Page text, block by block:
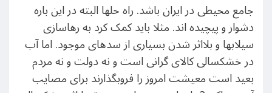
جامع محیطی در ایران باشد. راه حلها البته در این باره
دشوار و پیچیده اند. مثلا باید کمک کرد به رهاسازی
سیلابها و بلااثر شدن بسیاری از سدهای موجود. اما آب
در خشکسالی کالای گرانی است و نه دولت و نه مردم
بعید است معیشت امروز را فروبگذارند برای مصایب